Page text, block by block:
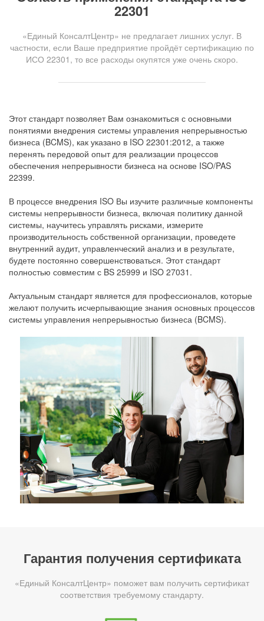
22301
«Единый КонсалтЦентр» не предлагает лишних услуг. В
частности, если Ваше предприятие пройдёт сертификацию по
ИСО 22301, то все расходы окупятся уже очень скоро.
Этот стандарт позволяет Вам ознакомиться с основными
понятиями внедрения системы управления непрерывностью
бизнеса (BCMS), как указано в ISO 22301:2012, а также
перенять передовой опыт для реализации процессов
обеспечения непрерывности бизнеса на основе ISO/PAS
22399.
В процессе внедрения ISO Вы изучите различные компоненты
системы непрерывности бизнеса, включая политику данной
системы, научитесь управлять рисками, измерите
производительность собственной организации, проведете
внутренний аудит, управленческий анализ и в результате,
будете постоянно совершенствоваться. Этот стандарт
полностью совместим с BS 25999 и ISO 27031.
Актуальным стандарт является для профессионалов, которые
желают получить исчерпывающие знания основных процессов
системы управления непрерывностью бизнеса (BCMS).
Гарантия получения сертификата
«Единый КонсалтЦентр» поможет вам получить сертификат
соответствия требуемому стандарту.